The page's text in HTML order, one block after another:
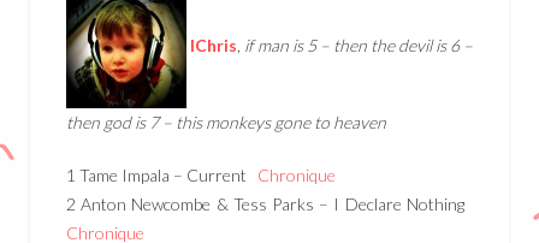
IChris, if man is 5 – then the devil is 6 –
then god is 7 – this monkeys gone to heaven
1 Tame Impala – Current Chronique
2 Anton Newcombe & Tess Parks – I Declare Nothing
Chronique